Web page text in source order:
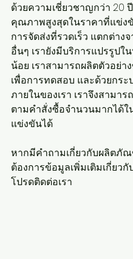
ด้วยความเชี่ยวชาญกว่า 20 ปี
คุณภาพสูงสุดในราคาที่แข่ง
การจัดส่งที่รวดเร็ว แตกต่าง
อื่นๆ เรายังมีบริการแปรรูปใ
น้อย เราสามารถผลิตตัวอย่า
เพื่อการทดสอบ และด้วยกระ
ภายในของเรา เราจึงสามาร
ตามคำสั่งซื้อจำนวนมากได้ใ
แข่งขันได้
หากมีคำถามเกี่ยวกับผลิตภั
ต้องการข้อมูลเพิ่มเติมเกี่ยว
โปรดติดต่อเรา